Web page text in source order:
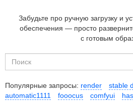
Забудьте про ручную загрузку и
обеспечения — просто
с готовым
Популярные запросы: render stable
automatic1111
fooocus comfyui